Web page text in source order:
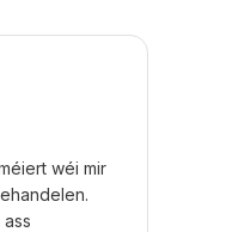
wéi mir